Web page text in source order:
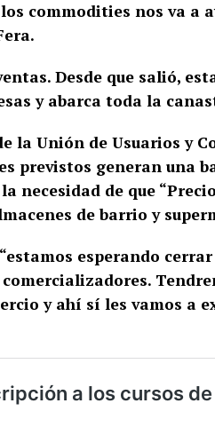
commodities nos va a
Desde que salió,
y abarca toda la
la Unión de Usuarios y
previstos generan una
necesidad de que
de barrio y
“estamos esperando
y ahí sí les vamos a